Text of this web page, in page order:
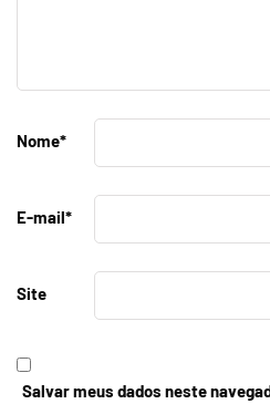
Nome*
E-mail*
Site
Salvar meus dados neste